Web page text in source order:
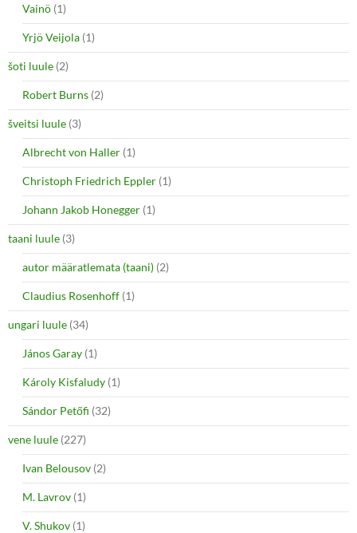
Vainö (1)
Yrjö Veijola (1)
šoti luule (2)
Robert Burns (2)
šveitsi luule (3)
Albrecht von Haller (1)
Christoph Friedrich Eppler (1)
Johann Jakob Honegger (1)
taani luule (3)
autor määratlemata (taani) (2)
Claudius Rosenhoff (1)
ungari luule (34)
János Garay (1)
Károly Kisfaludy (1)
Sándor Petőfi (32)
vene luule (227)
Ivan Belousov (2)
M. Lavrov (1)
V. Shukov (1)